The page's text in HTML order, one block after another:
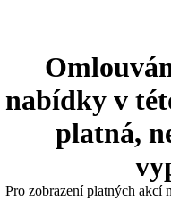
nabídky v
platná,
Pro zobrazení platných akcí